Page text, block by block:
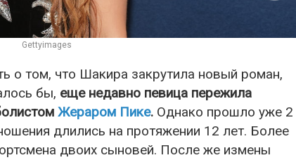
Gettyimages
о том, что Шакира закрутила новый роман,
бы, еще недавно певица пережила
Жераром Пике. Однако прошло уже 2
длились на протяжении 12 лет. Более
двоих сыновей. После же измены